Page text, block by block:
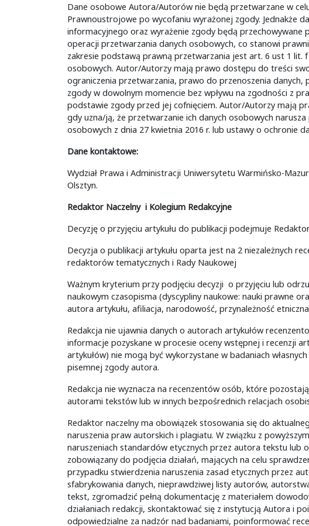
Dane osobowe Autora/Autorów nie będą przetwarzane w
Prawnoustrojowe po wycofaniu wyrażonej zgody. Jednakże
informacyjnego oraz wyrażenie zgody będą przechowywane
operacji przetwarzania danych osobowych, co stanowi
zakresie podstawą prawną przetwarzania jest art. 6 ust 1 lit.
osobowych. Autor/Autorzy mają prawo dostępu do treści
ograniczenia przetwarzania, prawo do przenoszenia
zgody w dowolnym momencie bez wpływu na zgodności z
podstawie zgody przed jej cofnięciem. Autor/Autorzy mają
gdy uzna/ją, że przetwarzanie ich danych osobowych
osobowych z dnia 27 kwietnia 2016 r. lub ustawy o ochronie
Dane kontaktowe:
Wydział Prawa i Administracji Uniwersytetu Warmińsko-
Olsztyn.
Redaktor Naczelny i Kolegium Redakcyjne
Decyzję o przyjęciu artykułu do publikacji podejmuje
Decyzja o publikacji artykułu oparta jest na 2 niezależnych
redaktorów tematycznych i Rady Naukowej
Ważnym kryterium przy podjęciu decyzji o przyjęciu lub
naukowym czasopisma (dyscypliny naukowe: nauki prawne
autora artykułu, afiliacja, narodowość, przynależność
Redakcja nie ujawnia danych o autorach artykułów
informacje pozyskane w procesie oceny wstępnej i recenzji
artykułów) nie mogą być wykorzystane w badaniach
pisemnej zgody autora.
Redakcja nie wyznacza na recenzentów osób, które
autorami tekstów lub w innych bezpośrednich relacjach
Redaktor naczelny ma obowiązek stosowania się do
naruszenia praw autorskich i plagiatu. W związku z
naruszeniach standardów etycznych przez autora tekstu lub
zobowiązany do podjęcia działań, mających na celu
przypadku stwierdzenia naruszenia zasad etycznych przez
sfabrykowania danych, nieprawdziwej listy autorów,
tekst, zgromadzić pełną dokumentację z materiałem
działaniach redakcji, skontaktować się z instytucją Autora i
odpowiedzialne za nadzór nad badaniami, poinformować